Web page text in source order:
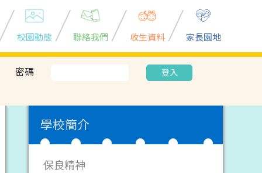
校園動態 聯絡我們 收生資料 家長園地
密碼 登入
學校簡介
保良精神